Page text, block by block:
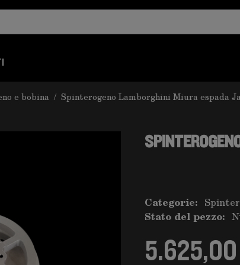
e bobina / Spinterogeno Lamborghini Miura espada
Categorie:
Stato del pezzo: